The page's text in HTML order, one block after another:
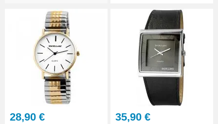
montre - réparation pas chère
Petit pointeau de pose plastique
réparation bracelet montre
28,90 € 35,90 €